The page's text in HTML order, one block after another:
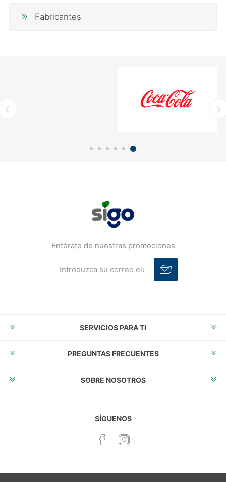
Fabricantes
Entérate de nuestras promociones
SERVICIOS PARA TI
PREGUNTAS FRECUENTES
SOBRE NOSOTROS
SÍGUENOS